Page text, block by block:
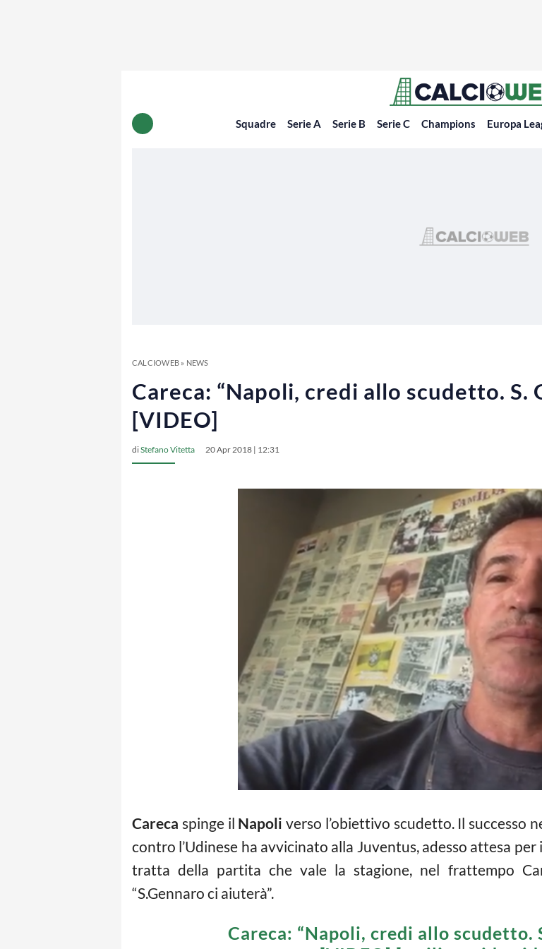
Squadre Serie A Serie B Serie C Champions Europa
CALCIOWEB» NEWS
Careca: “Napoli, credi allo scudetto. S.
[VIDEO]
diStefano Vitetta 20 Apr 2018 | 12:31
Careca spinge il Napoli verso l’obiettivo scudetto. Il successo
contro l’Udinese ha avvicinato alla Juventus, adesso attesa
tratta della partita che vale la stagione, nel frattempo
“S.Gennaro ci aiuterà”.
Careca: “Napoli, credi allo scudetto.